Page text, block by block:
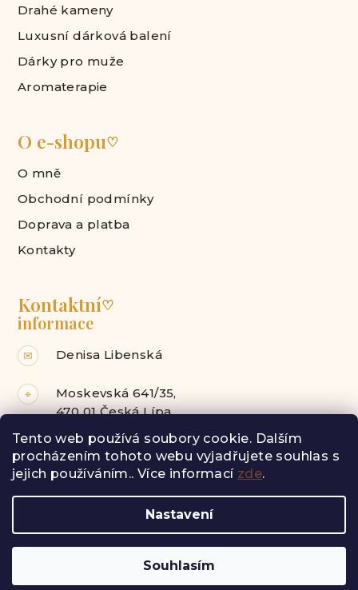
Tento web používá soubory cookie. Dalším
procházením tohoto webu vyjadřujete souhlas s
jejich používáním.. Více informací zde.
Nastavení
Souhlasím
Drahé kameny
Luxusní dárková balení
Dárky pro muže
Aromaterapie
O e-shopu♡
O mně
Obchodní podmínky
Doprava a platba
Kontakty
Kontaktní♡
informace
✉ Denisa Libenská
⌖
Moskevská 641/35,
470 01 Česká Lípa
Facebook Instagram
vyhrazena.
Vytvořil Shoptet